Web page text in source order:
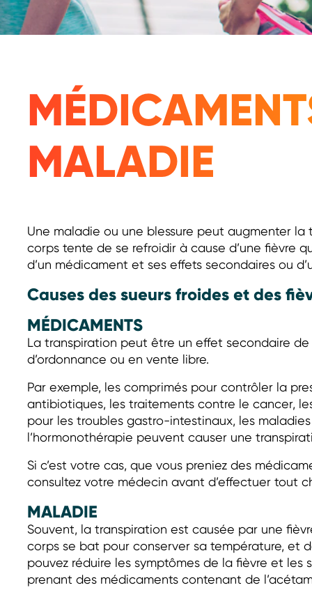
MALADIE
Une maladie ou une blessure peut augmenter la
corps tente de se refroidir à cause d’une fièvre
d’un médicament et ses effets secondaires ou
Causes des sueurs froides et des
MÉDICAMENTS
La transpiration peut être un effet secondaire
d’ordonnance ou en vente libre.
Par exemple, les comprimés pour contrôler la
antibiotiques, les traitements contre le cancer,
pour les troubles gastro-intestinaux, les
l’hormonothérapie peuvent causer une
Si c’est votre cas, que vous preniez des
consultez votre médecin avant d’effectuer tout
MALADIE
Souvent, la transpiration est causée par une
corps se bat pour conserver sa température, et
pouvez réduire les symptômes de la fièvre et les
prenant des médicaments contenant de